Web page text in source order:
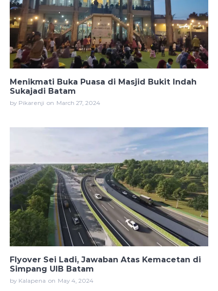
Menikmati Buka Puasa di Masjid Bukit Indah
Sukajadi Batam
by Pikarenji on March 27, 2024
Flyover Sei Ladi, Jawaban Atas Kemacetan di
Simpang UIB Batam
by Kalapena on May 4, 2024